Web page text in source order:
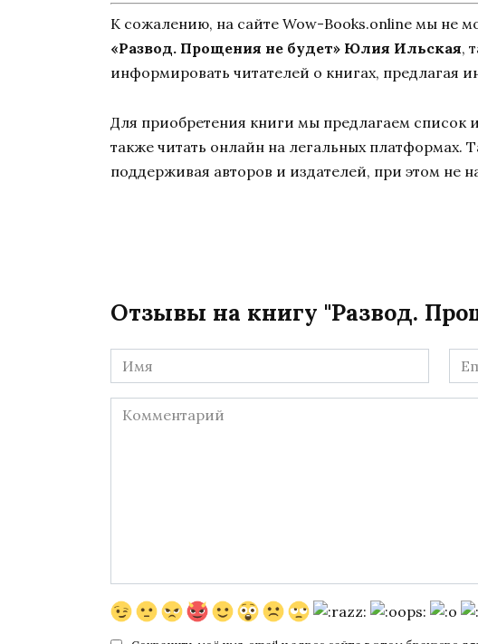
К сожалению, на сайте Wow-Books.online мы не
«Развод. Прощения не будет» Юлия Ильская,
информировать читателей о книгах, предлагая
Для приобретения книги мы предлагаем список
также читать онлайн на легальных платформах.
поддерживая авторов и издателей, при этом не
Отзывы на книгу "Развод.
Имя
*
Email
*
Комментарий